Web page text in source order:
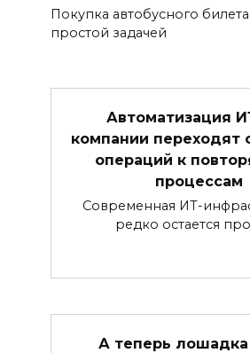
Покупка автобусного
простой задачей
Автоматизация
компании переходят
операций к
процессам
Современная ИТ-
редко остается
А теперь лошадка